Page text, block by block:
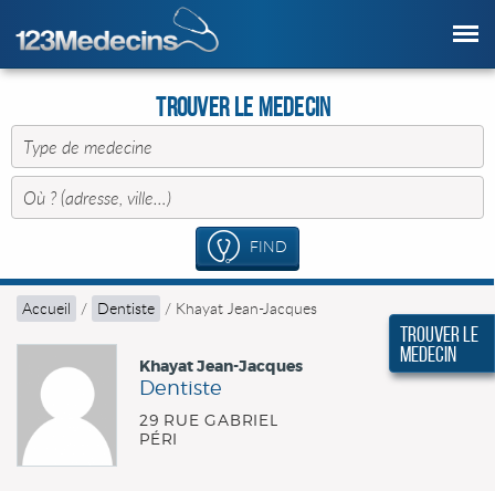
Trouver le Medecin
FIND
Accueil / Dentiste / Khayat Jean-Jacques
Khayat Jean-Jacques
Dentiste
29 RUE GABRIEL
PÉRI
Trouver le
Medecin